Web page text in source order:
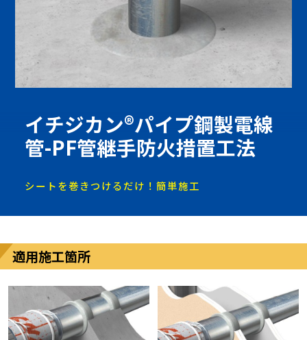
イチジカン®パイプ鋼製電線
管-PF管継手防火措置工法
シートを巻きつけるだけ！簡単施工
適用施工箇所